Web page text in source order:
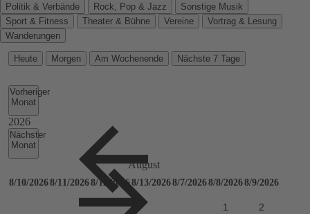
Politik & Verbände
Rock, Pop & Jazz
Sonstige Musik
Sport & Fitness
Theater & Bühne Vereine
Vortrag & Lesung
Wanderungen
Heute Morgen Am Wochenende Nächste 7 Tage
Vorheriger
Monat
Nächster
Monat